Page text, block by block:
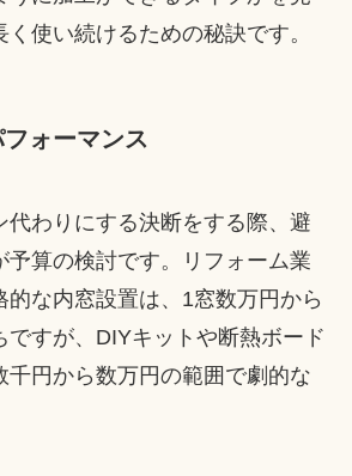
使い続けるための秘訣です。
ォーマンス
代わりにする決断をする際、避
予算の検討です。リフォーム業
的な内窓設置は、1窓数万円から
ですが、DIYキットや断熱ボード
千円から数万円の範囲で劇的な